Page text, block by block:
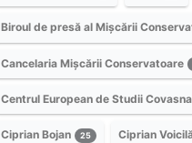
Biroul de presă al Mișcării
Cancelaria Mișcării Conservatoare
Centrul European de Studii
Ciprian Bojan 25 Ciprian